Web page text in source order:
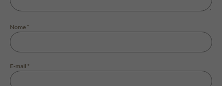
Nome *
E-mail *